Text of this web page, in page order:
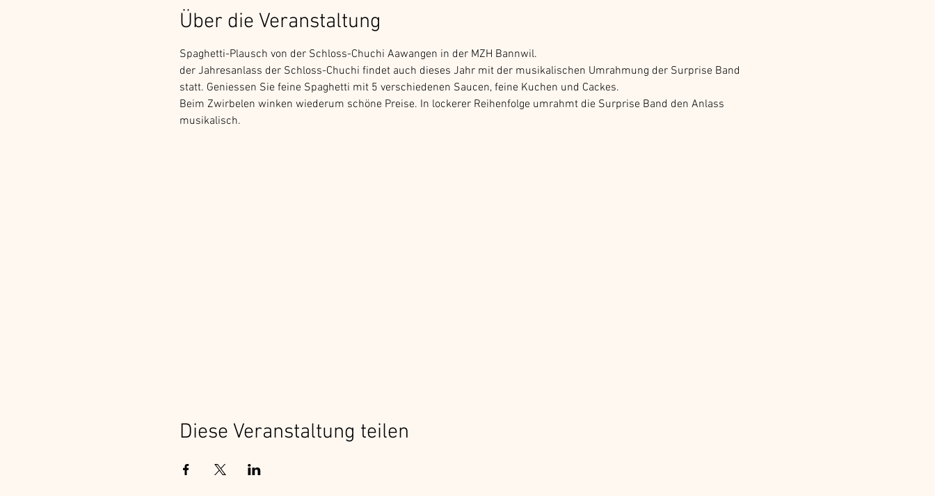
Über die Veranstaltung
Spaghetti-Plausch von der Schloss-Chuchi Aawangen in der MZH Bannwil.
der Jahresanlass der Schloss-Chuchi findet auch dieses Jahr mit der musikalischen Umrahmung der Surprise Band
statt. Geniessen Sie feine Spaghetti mit 5 verschiedenen Saucen, feine Kuchen und Cackes.
Beim Zwirbelen winken wiederum schöne Preise. In lockerer Reihenfolge umrahmt die Surprise Band den Anlass
musikalisch.
Diese Veranstaltung teilen